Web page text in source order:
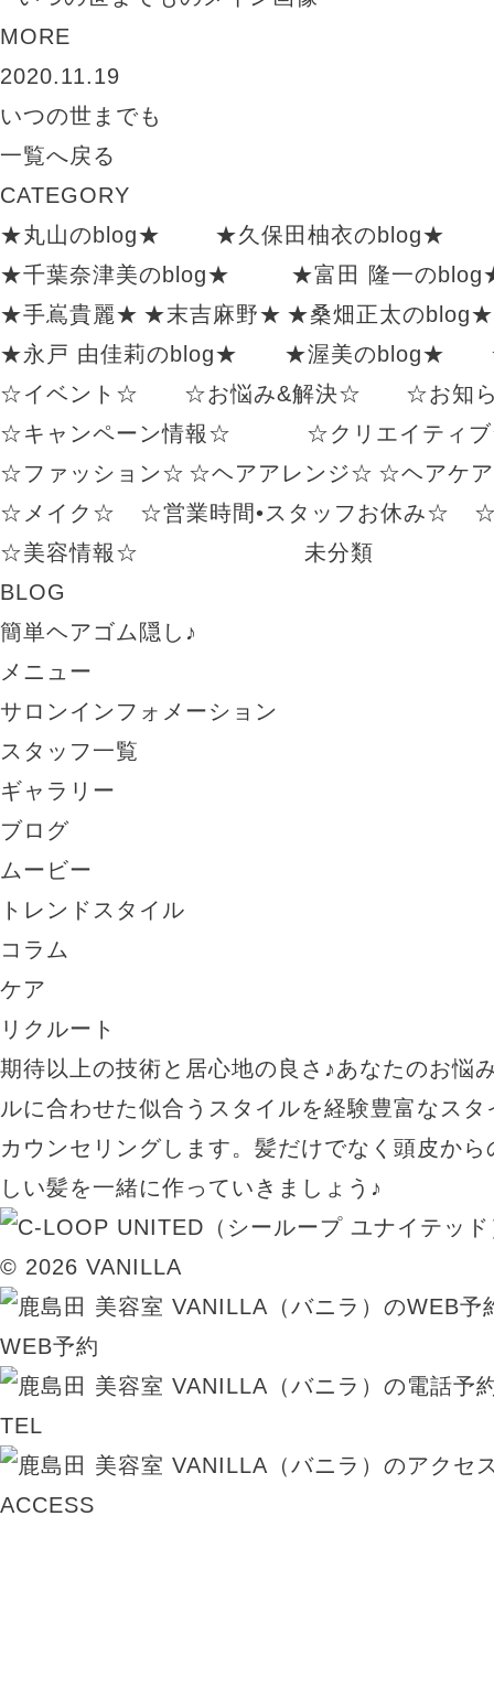
MORE
2020.11.19
いつの世までも
一覧へ戻る
CATEGORY
★丸山のblog★
★久保田柚衣のblog★
★千葉奈津美のblog★
★富田 隆一の
★手嶌貴麗★ ★末吉麻野★ ★桑畑正太のblog★
★永戸 由佳莉のblog★
★渥美のblog★
☆イベント☆
☆お悩み&解決☆
☆お知
☆キャンペーン情報☆
☆クリエイティ
☆ファッション☆ ☆ヘアアレンジ☆ ☆ヘアケ
☆メイク☆
☆営業時間•スタッフお休み☆
☆
☆美容情報☆
未分類
BLOG
簡単ヘアゴム隠し♪
メニュー
サロンインフォメーション
スタッフ一覧
ギャラリー
ブログ
ムービー
トレンドスタイル
コラム
ケア
リクルート
期待以上の技術と居心地の良さ♪あなたのお悩
ルに合わせた似合うスタイルを経験豊富なス
カウンセリングします。髪だけでなく頭皮か
しい髪を一緒に作っていきましょう♪
© 2026 VANILLA
WEB予約
TEL
ACCESS